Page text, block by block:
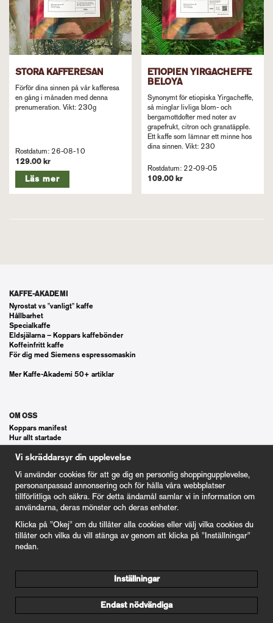
STORA KAFFERESAN
Förför dina sinnen på vår kafferesa
en gång i månaden med denna
prenumeration. Vikt: 230g
Rostdatum: 26-08-10
129.00 kr
Läs mer
ETIOPIEN YIRGACHEFFE
BELOYA
Synonymt för etiopiska Yirgacheffe,
så minglar livliga blom- och
bergamottdofter med noter av
grapefrukt, citron och granatäpple.
Ett kaffe som lämnar ett minne hos
dina sinnen. Vikt: 230
Rostdatum: 22-09-05
109.00 kr
KAFFE-AKADEMI
Nyrostat vs "vanligt" kaffe
Hållbarhet
Specialkaffe
Eldsjälarna – Koppars kaffebönder
Koffeinfritt kaffe
För dig med Siemens espressomaskin
Mer Kaffe-Akademi 50+ artiklar
OM OSS
Koppars manifest
Hur allt startade
Våra gästspel
Kontakt
Cookie Inställningar
Våra Gåvokort
Våra villkor
100% nöjd kund garanti
nyrostat@kafferosterietkoppar.se
Vi skräddarsyr din upplevelse
Vi använder cookies för att ge dig en personlig shoppingupplevelse,
personanpassad annonsering och för hålla våra webbplatser
tillförlitliga och säkra. För detta ändamål samlar vi in information om
användarna, deras mönster och deras enheter.
Klicka på "Okej" om du tillåter alla cookies eller välj vilka cookies du
tillåter och vilka du vill stänga av genom att klicka på "Inställningar"
nedan.
Inställningar
Endast nödvändiga